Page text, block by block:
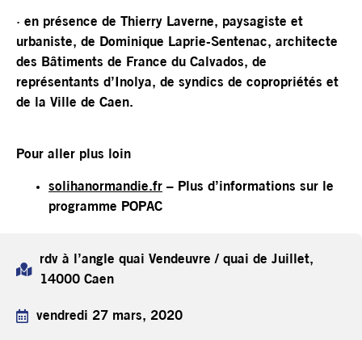
· en présence de Thierry Laverne, paysagiste et
urbaniste, de Dominique Laprie-Sentenac, architecte
des Bâtiments de France du Calvados, de
représentants d’Inolya, de syndics de copropriétés et
de la Ville de Caen.
Pour aller plus loin
solihanormandie.fr – Plus d’informations sur le
programme POPAC
rdv à l’angle quai Vendeuvre / quai de Juillet,
14000 Caen
vendredi 27 mars, 2020